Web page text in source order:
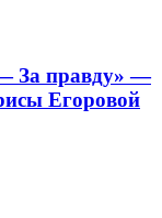
За правду» —
Егоровой